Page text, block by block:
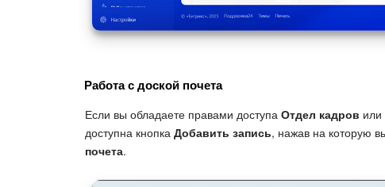
Работа с доской почета
Если вы обладаете правами доступа Отдел кадров или
доступна кнопка Добавить запись, нажав на которую
почета.